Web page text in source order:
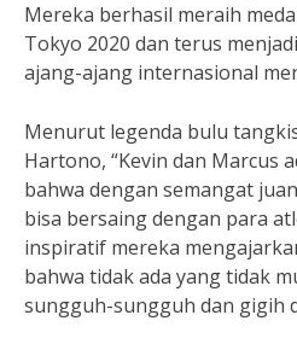
Mereka berhasil meraih
Tokyo 2020 dan terus
ajang-ajang internasional
Menurut legenda bulu
Hartono, “Kevin dan Marcus
bahwa dengan semangat
bisa bersaing dengan para
inspiratif mereka
bahwa tidak ada yang tidak
sungguh-sungguh dan gigih